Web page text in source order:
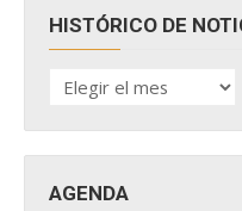
HISTÓRICO DE
HISTÓRICO
DE
AGENDA